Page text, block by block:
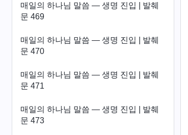
매일의 하나님 말씀 ― 생명 진입 | 발췌
문 469
매일의 하나님 말씀 ― 생명 진입 | 발췌
문 470
매일의 하나님 말씀 ― 생명 진입 | 발췌
문 471
매일의 하나님 말씀 ― 생명 진입 | 발췌
문 473